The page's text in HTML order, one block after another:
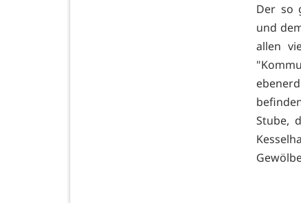
Der so
und
allen
Stube,